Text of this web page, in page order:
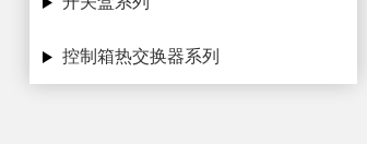
控制箱热交换器系列